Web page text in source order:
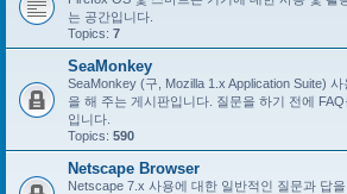
는 공간입니다.
Topics: 7
SeaMonkey
SeaMonkey (구, Mozilla 1.x Application Suite)
을 해 주는 게시판입니다. 질문을 하기 전에
입니다.
Topics: 590
Netscape Browser
Netscape 7.x 사용에 대한 일반적인 질문과 답